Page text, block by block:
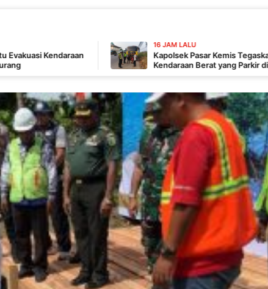
16 JAM LALU
Kapolsek Pasar Kemis Tegaskan Tak Ada Pembiaran,
Kendaraan Berat yang Parkir di Bahu Jalan Langsung